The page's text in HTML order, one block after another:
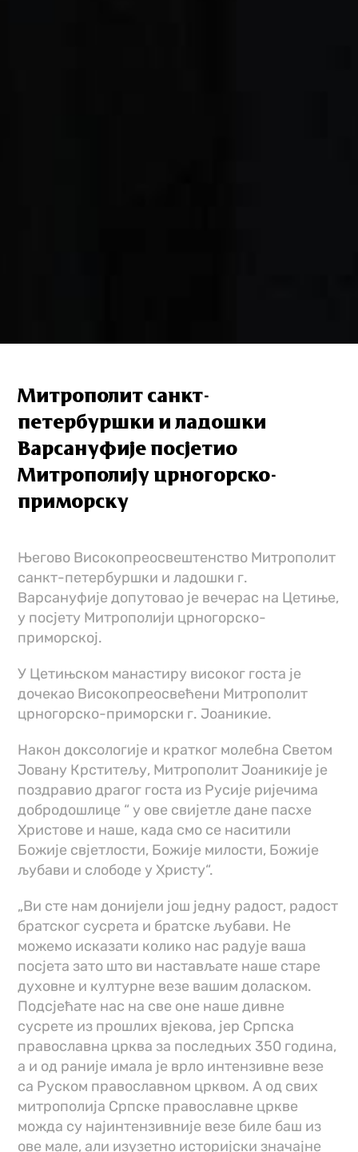
Митрополит санкт-
петербуршки и ладошки
Варсануфије посјетио
Митрополију црногорско-
приморску
Његово Високопреосвештенство Митрополит
санкт-петербуршки и ладошки г.
Варсануфије допутовао је вечерас на Цетиње,
у посјету Митрополији црногорско-
приморској.
У Цетињском манастиру високог госта је
дочекао Високопреосвећени Митрополит
црногорско-приморски г. Јоаникие.
Након доксологије и кратког молебна Светом
Јовану Крститељу, Митрополит Јоаникије је
поздравио драгог госта из Русије ријечима
добродошлице “ у ове свијетле дане пасхе
Христове и наше, када смо се наситили
Божије свјетлости, Божије милости, Божије
љубави и слободе у Христу“.
„Ви сте нам донијели још једну радост, радост
братског сусрета и братске љубави. Не
можемо исказати колико нас радује ваша
посјета зато што ви настављате наше старе
духовне и културне везе вашим доласком.
Подсјећате нас на све оне наше дивне
сусрете из прошлих вјекова, јер Српска
православна црква за последњих 350 година,
а и од раније имала је врло интензивне везе
са Руском православном црквом. А од свих
митрополија Српске православне цркве
можда су најинтензивније везе биле баш из
ове мале, али изузетно историјски значајне